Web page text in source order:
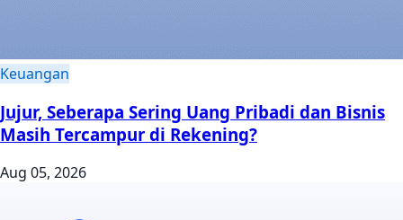
Keuangan
Jujur, Seberapa Sering Uang Pribadi dan Bisnis
Masih Tercampur di Rekening?
Aug 05, 2026